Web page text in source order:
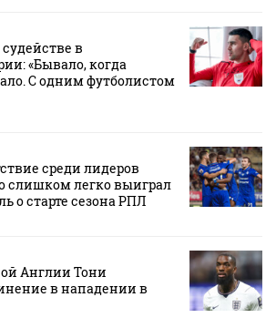
в
«Бывало, когда
С одним футболистом
среди лидеров
слишком легко выиграл
о старте сезона РПЛ
Англии Тони
в нападении в